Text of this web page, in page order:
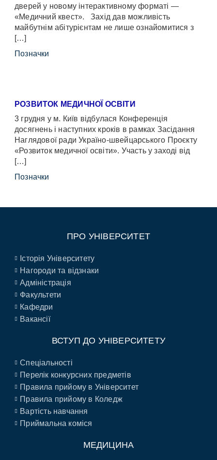
дверей у новому інтерактивному форматі —
«Медичний квест». Захід дав можливість
майбутнім абітурієнтам не лише ознайомитися з
[…]
Позначки
РОЗВИТОК МЕДИЧНОЇ ОСВІТИ
3 грудня у м. Київ відбулася Конференція
досягнень і наступних кроків в рамках Засідання
Наглядової ради Україно-швейцарського Проєкту
«Розвиток медичної освіти». Участь у заході від
[…]
Позначки
ПРО УНІВЕРСИТЕТ
Історія Університету
Нагороди та відзнаки
Адміністрація
Факультети
Кафедри
Вакансії
ВСТУП ДО УНІВЕРСИТЕТУ
Спеціальності
Перелік конкурсних предметів
Правила прийому в Університет
Правила прийому в Коледж
Вартість навчання
Приймальна коміся
МЕДИЦИНА